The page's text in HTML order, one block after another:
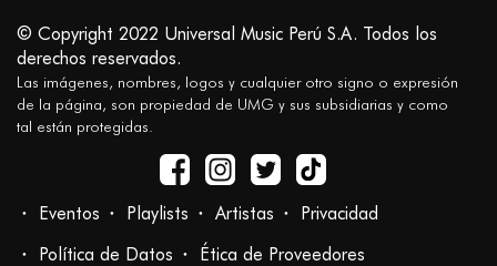
© Copyright 2022 Universal Music Perú S.A. Todos los
derechos reservados.
Las imágenes, nombres, logos y cualquier otro signo o expresión
de la página, son propiedad de UMG y sus subsidiarias y como
tal están protegidas.
Eventos Playlists Artistas
Privacidad
Política de Datos
Ética de Proveedores